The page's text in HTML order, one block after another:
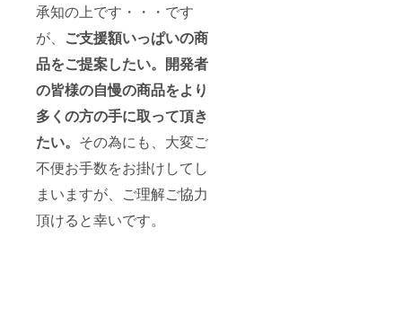
承知の上です・・・です
が、 ご支援額いっぱいの商
品をご提案したい。開発者
の皆様の自慢の商品をより
多くの方の手に取って頂き
たい。 その為にも、大変ご
不便お手数をお掛けしてし
まいますが、ご理解ご協力
頂けると幸いです。